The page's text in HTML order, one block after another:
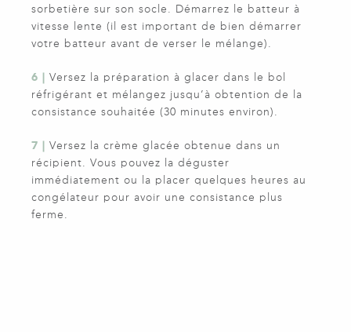
sorbetière sur son socle. Démarrez le batteur à
vitesse lente (il est important de bien démarrer
votre batteur avant de verser le mélange).
6 | Versez la préparation à glacer dans le bol
réfrigérant et mélangez jusqu’à obtention de la
consistance souhaitée (30 minutes environ).
7 | Versez la crème glacée obtenue dans un
récipient. Vous pouvez la déguster
immédiatement ou la placer quelques heures au
congélateur pour avoir une consistance plus
ferme.